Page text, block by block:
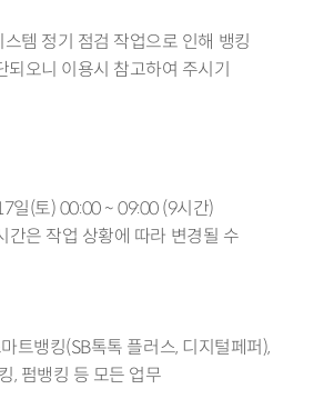
템 정기 점검 작업으로 인해 뱅킹
되오니 이용시 참고하여 주시기
일(토) 00:00 ~ 09:00 (9시간)
은 작업 상황에 따라 변경될 수
트뱅킹(SB톡톡 플러스, 디지털페퍼),
, 펌뱅킹 등 모든 업무